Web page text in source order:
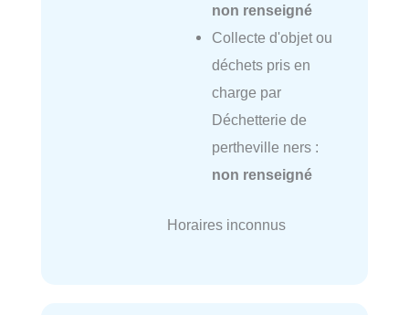
non renseigné
Collecte d'objet ou
déchets pris en
charge par
Déchetterie de
pertheville ners :
non renseigné
Horaires inconnus